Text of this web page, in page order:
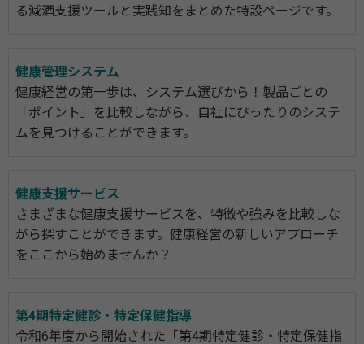
る減酒支援ツールと実践知をまとめた特設ページです。
健康管理システム
健康経営の第一歩は、システム選びから！製品ごとの
「ポイント」を比較しながら、自社にぴったりのシステ
ムを見つけることができます。
健康支援サービス
さまざまな健康支援サービスを、特徴や強みを比較しな
がら探すことができます。健康経営の新しいアプローチ
をここから始めませんか？
第4期特定健診・特定保健指導
令和6年度から開始された「第4期特定健診・特定保健指